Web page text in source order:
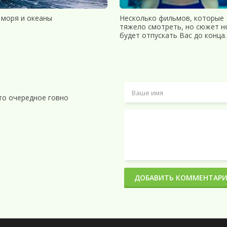
розовом платье / The Girl in the Red Velvet Swing (1955) DVDRip-AVC | A
- 8000x5240] [109 шт.] (2021) JPG
и океаны
Несколько фильмов, которые
тяжело смотреть, но сюжет
будет отпускать Вас до конца.
очередное говно
ДОБАВИТЬ